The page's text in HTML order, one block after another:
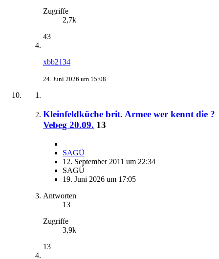
Zugriffe
2,7k
43
xbb2134
24. Juni 2026 um 15:08
Kleinfeldküche brit. Armee wer kennt die ?
Vebeg 20.09. 13
SAGÜ
12. September 2011 um 22:34
SAGÜ
19. Juni 2026 um 17:05
Antworten
13
Zugriffe
3,9k
13